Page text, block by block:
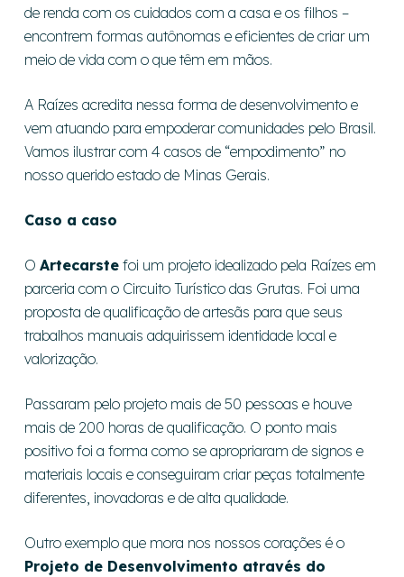
de renda com os cuidados com a casa e os filhos –
encontrem formas autônomas e eficientes de criar um
meio de vida com o que têm em mãos.
A Raízes acredita nessa forma de desenvolvimento e
vem atuando para empoderar comunidades pelo Brasil.
Vamos ilustrar com 4 casos de “empodimento” no
nosso querido estado de Minas Gerais.
Caso a caso
O Artecarstefoi um projeto idealizado pela Raízes em
parceria com o Circuito Turístico das Grutas. Foi uma
proposta de qualificação de artesãs para que seus
trabalhos manuais adquirissem identidade local e
valorização.
Passaram pelo projeto mais de 50 pessoas e houve
mais de 200 horas de qualificação. O ponto mais
positivo foi a forma como se apropriaram de signos e
materiais locais e conseguiram criar peças totalmente
diferentes, inovadoras e de alta qualidade.
Outro exemplo que mora nos nossos corações é o
Projeto de Desenvolvimento através do